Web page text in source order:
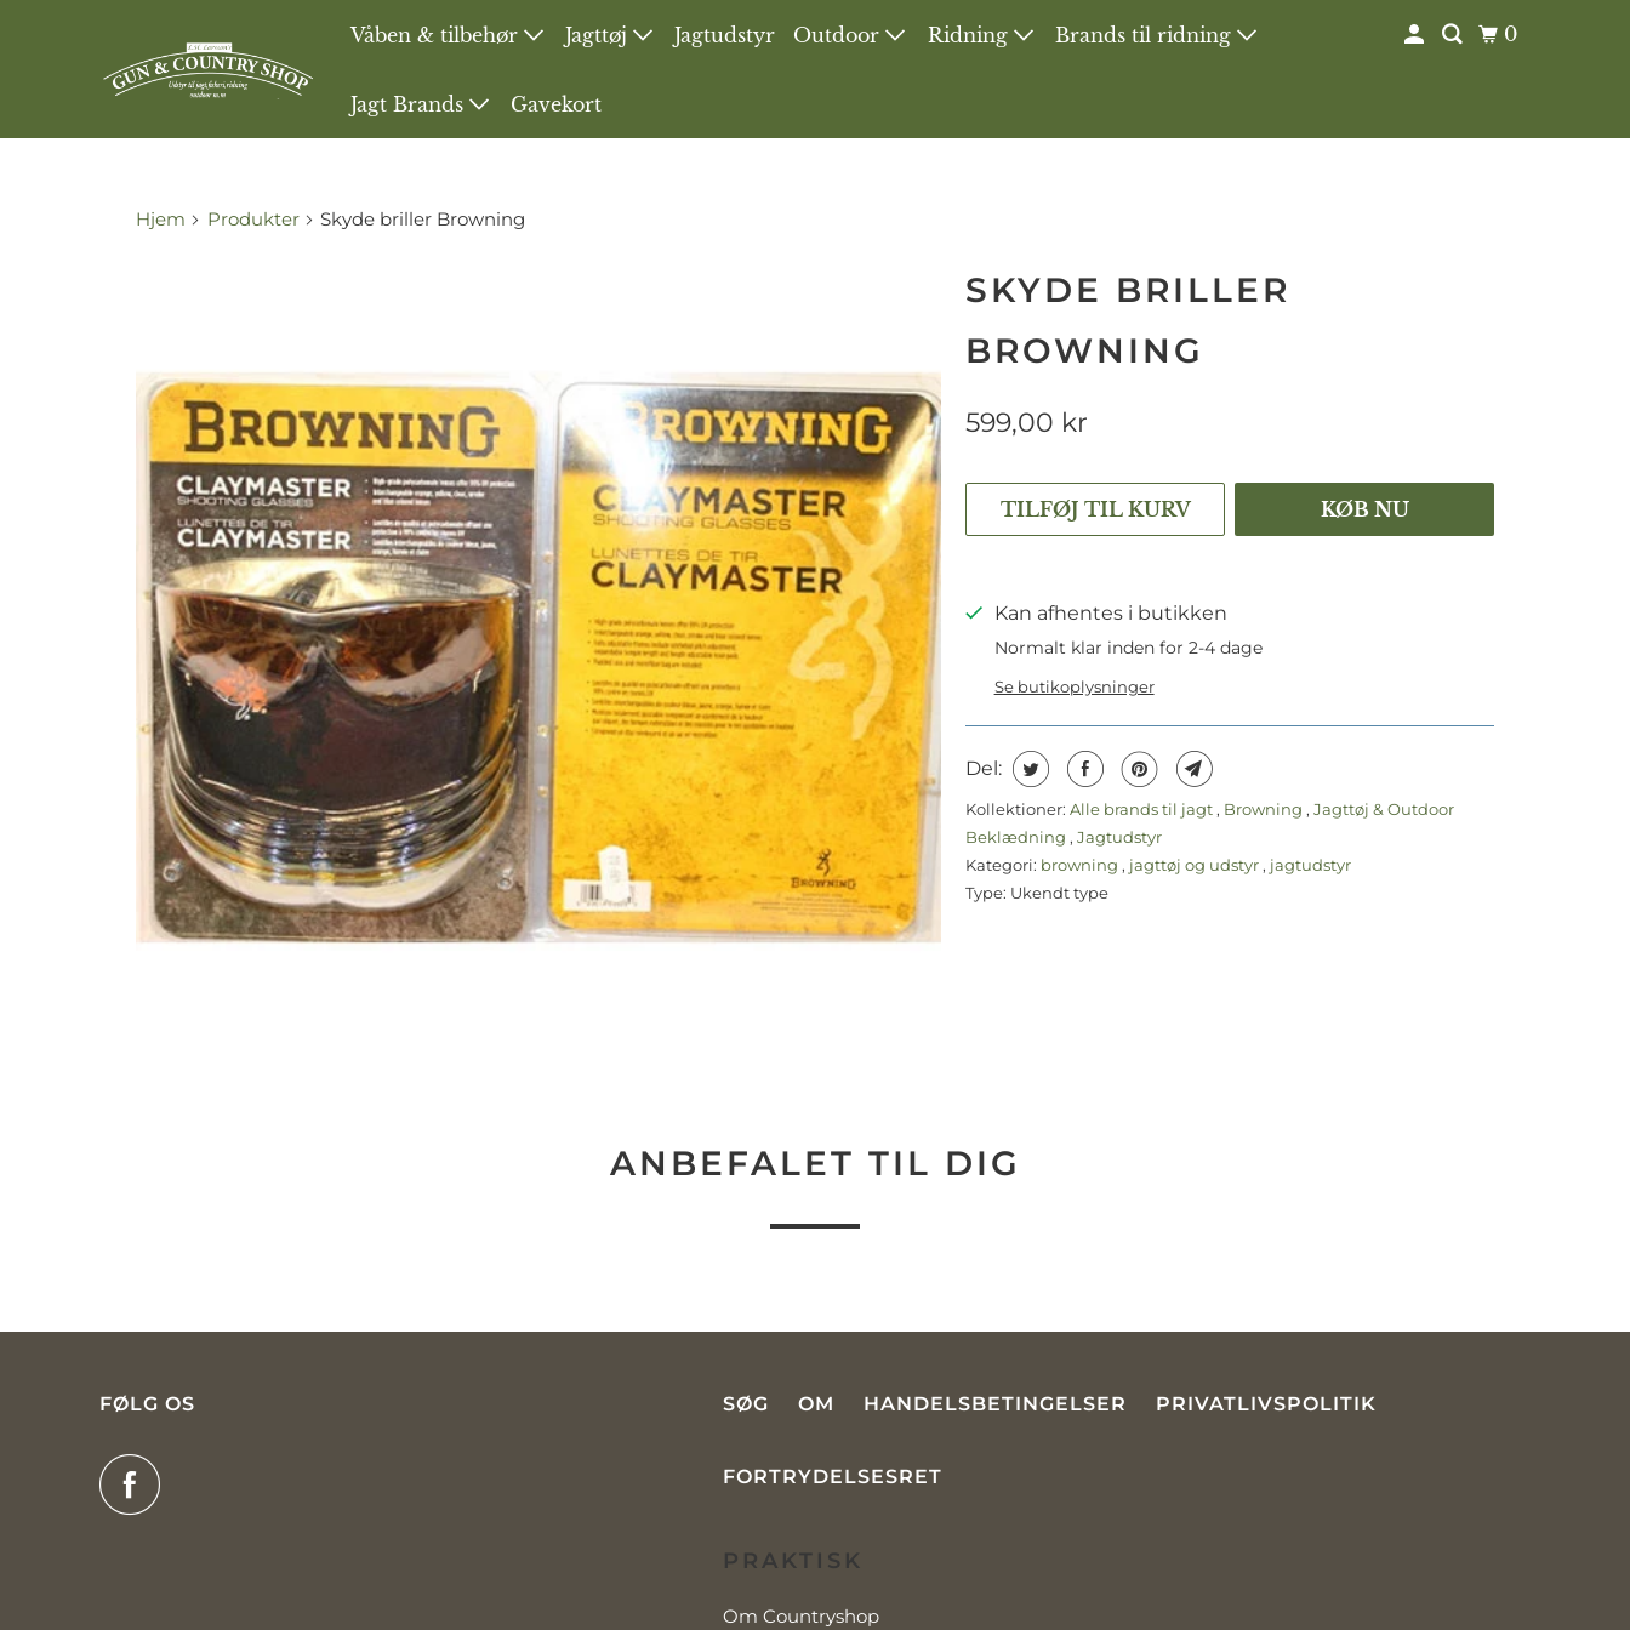
Våben & tilbehør Jagttøj Jagtudstyr Outdoor Ridning Brands til ridning
Jagt Brands Gavekort
0
Hjem Produkter Skyde briller Browning
SKYDE BRILLER
BROWNING
599,00 kr
TILFØJ TIL KURV KØB NU
Kan afhentes i butikken
Normalt klar inden for 2-4 dage
Se butikoplysninger
Del:
Kollektioner: Alle brands til jagt , Browning , Jagttøj & Outdoor
Beklædning , Jagtudstyr
Kategori: browning , jagttøj og udstyr , jagtudstyr
Type: Ukendt type
ANBEFALET TIL DIG
FØLG OS SØG OM HANDELSBETINGELSER PRIVATLIVSPOLITIK
FORTRYDELSESRET
PRAKTISK
Om Countryshop